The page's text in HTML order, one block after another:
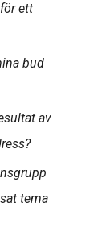
ett
bud
av
tema